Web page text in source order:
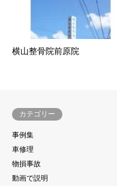
横山整骨院前原院
カテゴリー
事例集
車修理
物損事故
動画で説明